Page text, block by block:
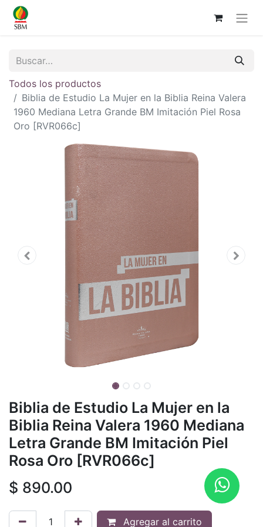
Todos los productos
Biblia de Estudio La Mujer en la Biblia Reina Valera
1960 Mediana Letra Grande BM Imitación Piel Rosa
Oro [RVR066c]
Biblia de Estudio La Mujer en la
Biblia Reina Valera 1960 Mediana
Letra Grande BM Imitación Piel
Rosa Oro [RVR066c]
$ 890.00
Agregar al carrito